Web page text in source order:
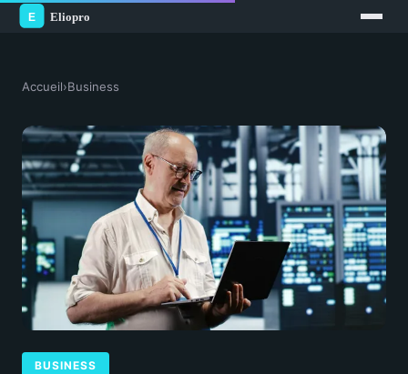
Accueil›Business
BUSINESS